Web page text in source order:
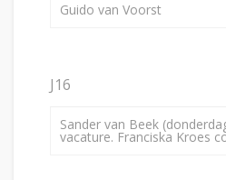
Guido van Voorst
J16
Sander van Beek
vacature. Franciska Kroes